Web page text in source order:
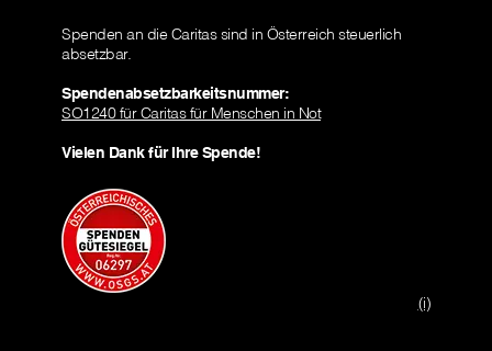
Spenden an die Caritas sind in Österreich steuerlich
absetzbar.
Spendenabsetzbarkeitsnummer:
SO1240 für Caritas für Menschen in Not
Vielen Dank für Ihre Spende!
(i)